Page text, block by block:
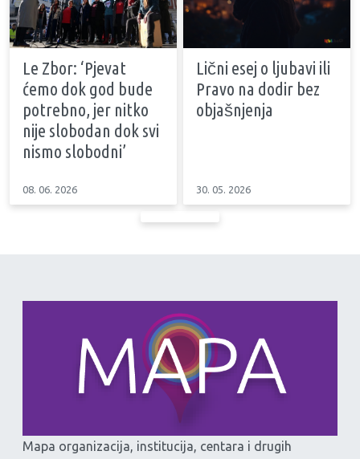
Le Zbor: ‘Pjevat
ćemo dok god bude
potrebno, jer nitko
nije slobodan dok svi
nismo slobodni’
08. 06. 2026
Lični esej o ljubavi ili
Pravo na dodir bez
objašnjenja
30. 05. 2026
Mapa organizacija, institucija, centara i drugih